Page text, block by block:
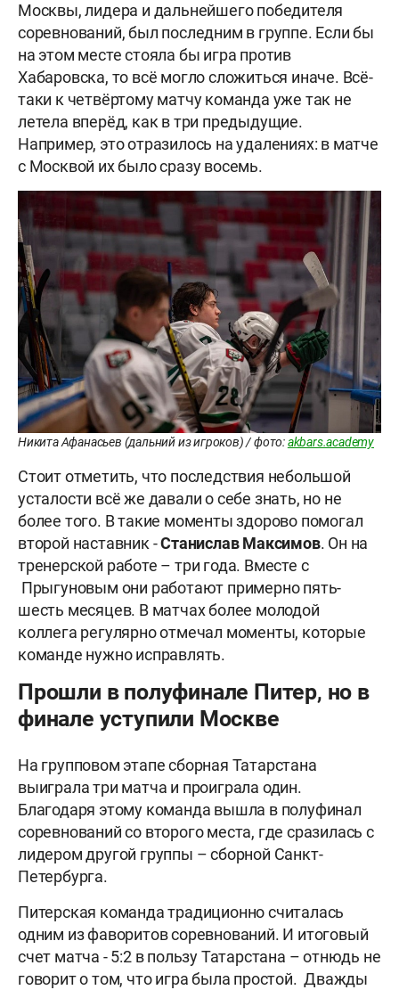
Москвы, лидера и дальнейшего победителя
соревнований, был последним в группе. Если бы
на этом месте стояла бы игра против
Хабаровска, то всё могло сложиться иначе. Всё-
таки к четвёртому матчу команда уже так не
летела вперёд, как в три предыдущие.
Например, это отразилось на удалениях: в матче
с Москвой их было сразу восемь.
Никита Афанасьев (дальний из игроков) / фото:akbars.academy
Стоит отметить, что последствия небольшой
усталости всё же давали о себе знать, но не
более того. В такие моменты здорово помогал
второй наставник -Станислав Максимов. Он на
тренерской работе – три года. Вместе с
Прыгуновым они работают примерно пять-
шесть месяцев. В матчах более молодой
коллега регулярно отмечал моменты, которые
команде нужно исправлять.
Прошли в полуфинале Питер, но в
финале уступили Москве
На групповом этапе сборная Татарстана
выиграла три матча и проиграла один.
Благодаря этому команда вышла в полуфинал
соревнований со второго места, где сразилась с
лидером другой группы – сборной Санкт-
Петербурга.
Питерская команда традиционно считалась
одним из фаворитов соревнований. И итоговый
счет матча - 5:2 в пользу Татарстана – отнюдь не
говорит о том, что игра была простой. Дважды